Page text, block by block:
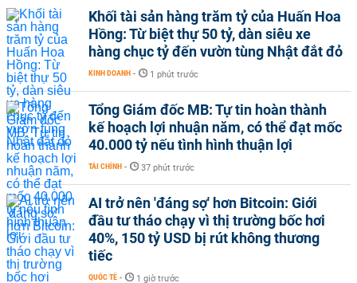
Khối tài sản hàng trăm tỷ của Huấn Hoa
Hồng: Từ biệt thự 50 tỷ, dàn siêu xe
hàng chục tỷ đến vườn tùng Nhật đắt đỏ
KINH DOANH - 1 phút trước
Tổng Giám đốc MB: Tự tin hoàn thành
kế hoạch lợi nhuận năm, có thể đạt mốc
40.000 tỷ nếu tình hình thuận lợi
TÀI CHÍNH - 37 phút trước
AI trở nên 'đáng sợ' hơn Bitcoin: Giới
đầu tư tháo chạy vì thị trường bốc hơi
40%, 150 tỷ USD bị rút không thương
tiếc
QUỐC TẾ - 1 giờ trước